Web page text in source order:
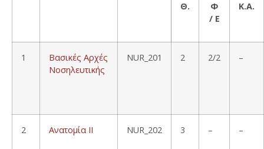
Θ.
Φ
/ Ε
Κ.Α.
1
Βασικές Αρχές
Νοσηλευτικής
NUR_201 2 2/2 –
2 Ανατομία ΙΙ NUR_202 3 – –